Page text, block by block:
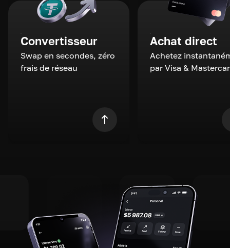
Convertisseur
Swap en secondes, zéro
frais de réseau
Achat direct
Achetez
par Visa &